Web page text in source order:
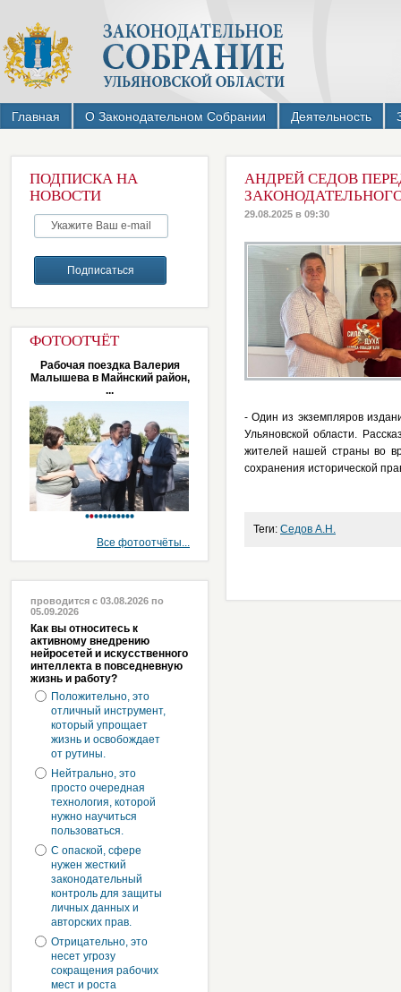
Главная О Законодательном Собрании Деятельность
ПОДПИСКА НА
НОВОСТИ
ФОТООТЧЁТ
Рабочая поездка Валерия
Малышева в Майнский район,
...
Все фотоотчёты...
проводится с 03.08.2026 по
05.09.2026
Как вы относитесь к
активному внедрению
нейросетей и искусственного
интеллекта в повседневную
жизнь и работу?
Положительно, это
отличный инструмент,
который упрощает
жизнь и освобождает
от рутины.
Нейтрально, это
просто очередная
технология, которой
нужно научиться
пользоваться.
С опаской, сфере
нужен жесткий
законодательный
контроль для защиты
личных данных и
авторских прав.
Отрицательно, это
несет угрозу
сокращения рабочих
мест и роста
АНДРЕЙ СЕДОВ
29.08.2025 в 09:30
- Один из экземпляров
Ульяновской области.
жителей нашей страны во
сохранения исторической
Теги: Седов А.Н.